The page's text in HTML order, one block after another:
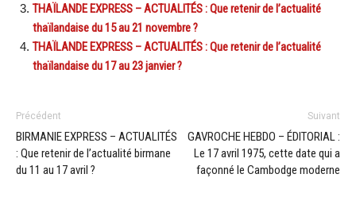
THAÏLANDE EXPRESS – ACTUALITÉS : Que retenir de l’actualité
thaïlandaise du 15 au 21 novembre ?
THAÏLANDE EXPRESS – ACTUALITÉS : Que retenir de l’actualité
thaïlandaise du 17 au 23 janvier ?
Précédent
BIRMANIE EXPRESS – ACTUALITÉS
: Que retenir de l’actualité birmane
du 11 au 17 avril ?
Suivant
GAVROCHE HEBDO – ÉDITORIAL :
Le 17 avril 1975, cette date qui a
façonné le Cambodge moderne